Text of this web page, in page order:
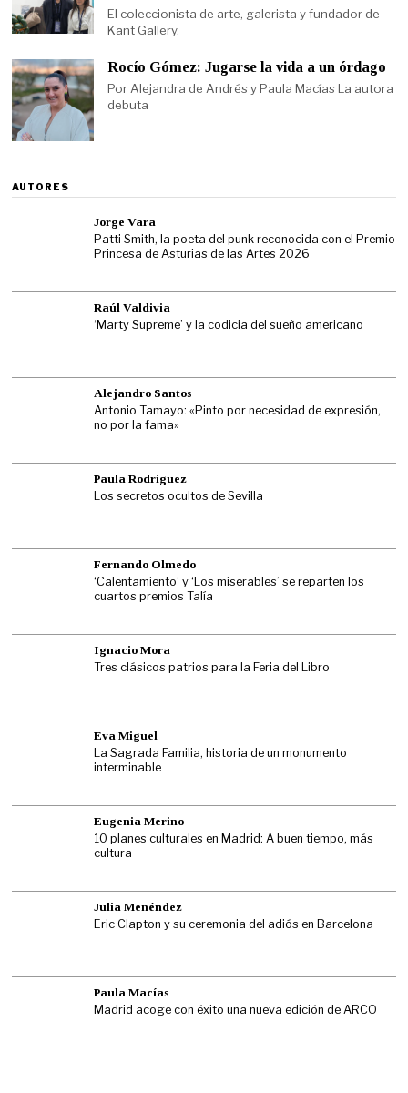
El coleccionista de arte, galerista y fundador de
Kant Gallery,
Rocío Gómez: Jugarse la vida a un órdago
Por Alejandra de Andrés y Paula Macías La autora
debuta
AUTORES
Jorge Vara
Patti Smith, la poeta del punk reconocida con el Premio
Princesa de Asturias de las Artes 2026
Raúl Valdivia
‘Marty Supreme’ y la codicia del sueño americano
Alejandro Santos
Antonio Tamayo: «Pinto por necesidad de expresión,
no por la fama»
Paula Rodríguez
Los secretos ocultos de Sevilla
Fernando Olmedo
‘Calentamiento’ y ‘Los miserables’ se reparten los
cuartos premios Talía
Ignacio Mora
Tres clásicos patrios para la Feria del Libro
Eva Miguel
La Sagrada Familia, historia de un monumento
interminable
Eugenia Merino
10 planes culturales en Madrid: A buen tiempo, más
cultura
Julia Menéndez
Eric Clapton y su ceremonia del adiós en Barcelona
Paula Macías
Madrid acoge con éxito una nueva edición de ARCO